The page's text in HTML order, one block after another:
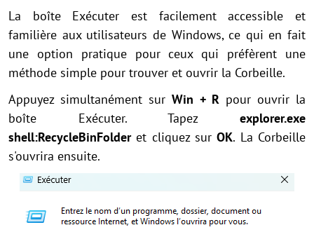
La boîte Exécuter est facilement accessible et
familière aux utilisateurs de Windows, ce qui en fait
une option pratique pour ceux qui préfèrent une
méthode simple pour trouver et ouvrir la Corbeille.
Appuyez simultanément sur Win + R pour ouvrir la
boîte Exécuter. Tapez explorer.exe
shell:RecycleBinFolderet cliquez surOK. La Corbeille
s'ouvrira ensuite.